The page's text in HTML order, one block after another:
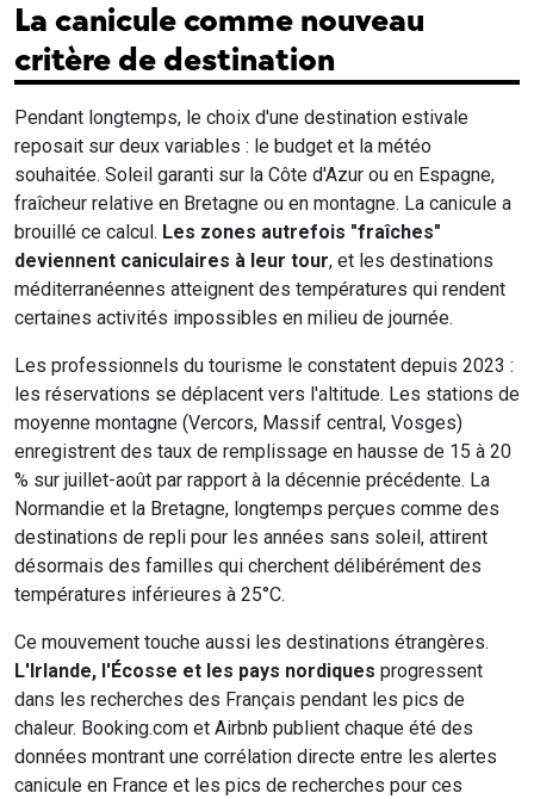
La canicule comme nouveau
critère de destination
Pendant longtemps, le choix d'une destination estivale
reposait sur deux variables : le budget et la météo
souhaitée. Soleil garanti sur la Côte d'Azur ou en Espagne,
fraîcheur relative en Bretagne ou en montagne. La canicule a
brouillé ce calcul. Les zones autrefois "fraîches"
deviennent caniculaires à leur tour, et les destinations
méditerranéennes atteignent des températures qui rendent
certaines activités impossibles en milieu de journée.
Les professionnels du tourisme le constatent depuis 2023 :
les réservations se déplacent vers l'altitude. Les stations de
moyenne montagne (Vercors, Massif central, Vosges)
enregistrent des taux de remplissage en hausse de 15 à 20
% sur juillet-août par rapport à la décennie précédente. La
Normandie et la Bretagne, longtemps perçues comme des
destinations de repli pour les années sans soleil, attirent
désormais des familles qui cherchent délibérément des
températures inférieures à 25°C.
Ce mouvement touche aussi les destinations étrangères.
L'Irlande, l'Écosse et les pays nordiques progressent
dans les recherches des Français pendant les pics de
chaleur. Booking.com et Airbnb publient chaque été des
données montrant une corrélation directe entre les alertes
canicule en France et les pics de recherches pour ces